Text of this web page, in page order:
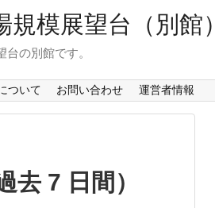
模展望台（別館）
の別館です。
ついて お問い合わせ 運営者情報
去 7 日間）